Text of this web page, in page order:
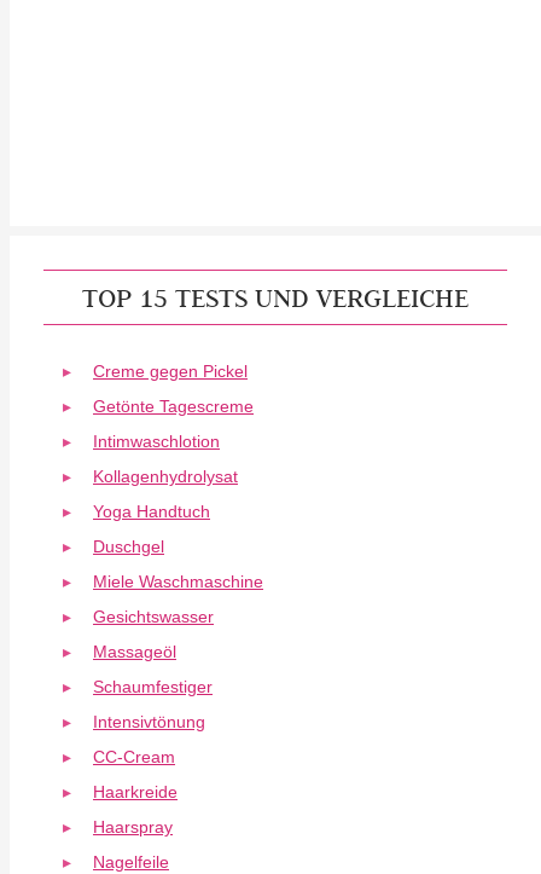
TOP 15 TESTS UND VERGLEICHE
Creme gegen Pickel
Getönte Tagescreme
Intimwaschlotion
Kollagenhydrolysat
Yoga Handtuch
Duschgel
Miele Waschmaschine
Gesichtswasser
Massageöl
Schaumfestiger
Intensivtönung
CC-Cream
Haarkreide
Haarspray
Nagelfeile